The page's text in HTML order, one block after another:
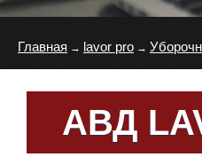
Главная → lavor pro →
АВД